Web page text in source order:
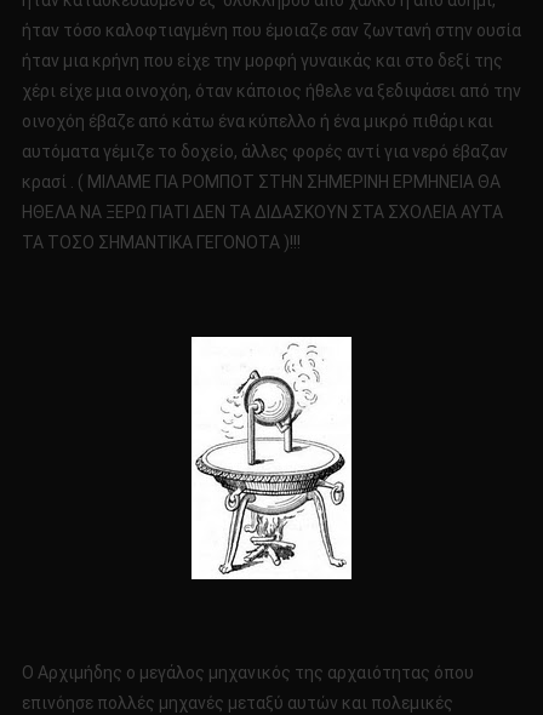
ήταν τόσο καλοφτιαγμένη που έμοιαζε σαν ζωντανή στην ουσία
ήταν μια κρήνη που είχε την μορφή γυναικάς και στο δεξί της
χέρι είχε μια οινοχόη, όταν κάποιος ήθελε να ξεδιψάσει από την
οινοχόη έβαζε από κάτω ένα κύπελλο ή ένα μικρό πιθάρι και
αυτόματα γέμιζε το δοχείο, άλλες φορές αντί για νερό έβαζαν
κρασί . ( ΜΙΛΑΜΕ ΓΙΑ ΡΟΜΠΟΤ ΣΤΗΝ ΣΗΜΕΡΙΝΗ ΕΡΜΗΝΕΙΑ ΘΑ
ΗΘΕΛΑ ΝΑ ΞΕΡΩ ΓΙΑΤΙ ΔΕΝ ΤΑ ΔΙΔΑΣΚΟΥΝ ΣΤΑ ΣΧΟΛΕΙΑ ΑΥΤΑ
ΤΑ ΤΟΣΟ ΣΗΜΑΝΤΙΚΑ ΓΕΓΟΝΟΤΑ )!!!
Ο Αρχιμήδης ο μεγάλος μηχανικός της αρχαιότητας όπου
επινόησε πολλές μηχανές μεταξύ αυτών και πολεμικές